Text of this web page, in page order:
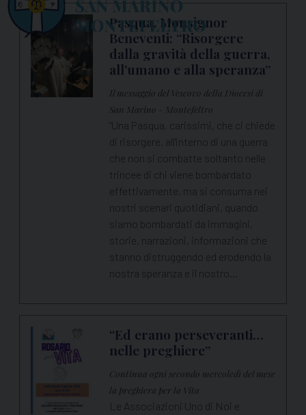
Pasqua, Monsignor
Beneventi: “Risorgere
dalla gravità della guerra,
all’umano e alla speranza”
Il messaggio del Vescovo della Diocesi di
San Marino - Montefeltro
"Una Pasqua, carissimi, che ci chiede
di risorgere, all'interno di una guerra
che non si combatte soltanto nelle
trincee di chi viene bombardato
effettivamente, ma si consuma nei
nostri scenari quotidiani, quando
siamo bombardati da immagini,
storie, narrazioni, informazioni che
stanno distruggendo ed erodendo la
nostra speranza e il nostro…
“Ed erano perseveranti…
nelle preghiere”
Continua ogni secondo mercoledì del mese
la preghiera per la Vita
Le Associazioni Uno di Noi e